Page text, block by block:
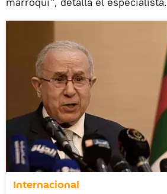
Internacional